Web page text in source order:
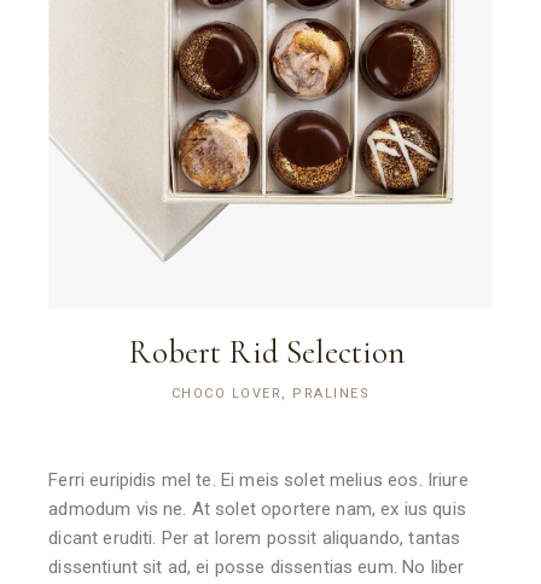
Robert Rid Selection
CHOCO LOVER, PRALINES
Ferri euripidis mel te. Ei meis solet melius eos. Iriure
admodum vis ne. At solet oportere nam, ex ius quis
dicant eruditi. Per at lorem possit aliquando, tantas
dissentiunt sit ad, ei posse dissentias eum. No liber